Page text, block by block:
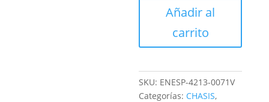
Añadir al
carrito
SKU: ENESP-4213-0071V
Categorías: CHASIS,